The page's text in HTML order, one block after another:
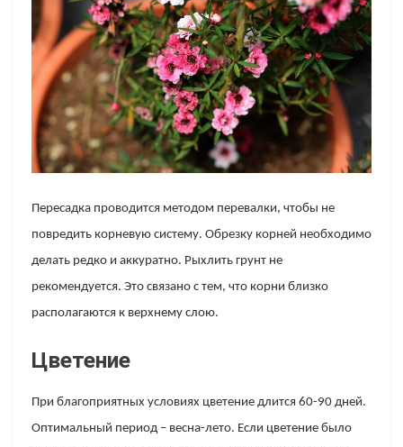
Пересадка проводится методом перевалки, чтобы не
повредить корневую систему. Обрезку корней необходимо
делать редко и аккуратно. Рыхлить грунт не
рекомендуется. Это связано с тем, что корни близко
располагаются к верхнему слою.
Цветение
При благоприятных условиях цветение длится 60-90 дней.
Оптимальный период – весна-лето. Если цветение было